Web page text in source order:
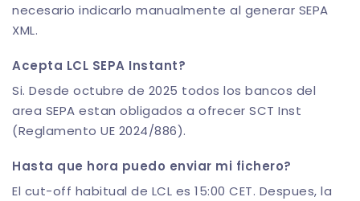
necesario indicarlo manualmente al generar SEPA
XML.
Acepta LCL SEPA Instant?
Si. Desde octubre de 2025 todos los bancos del
area SEPA estan obligados a ofrecer SCT Inst
(Reglamento UE 2024/886).
Hasta que hora puedo enviar mi fichero?
El cut-off habitual de LCL es 15:00 CET. Despues, la